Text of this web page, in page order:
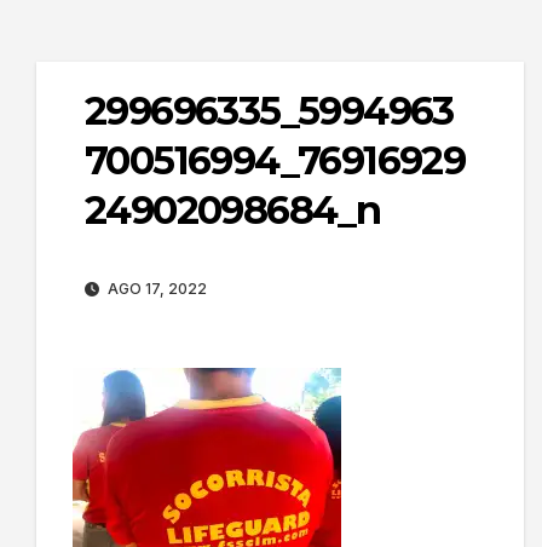
299696335_5994963
700516994_76916929
24902098684_n
AGO 17, 2022